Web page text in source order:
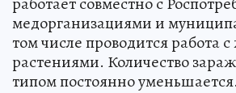
медорганизациями и
том числе проводится работа
растениями. Количество
типом постоянно уменьшается.